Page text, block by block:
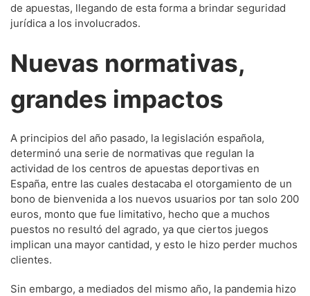
de apuestas, llegando de esta forma a brindar seguridad
jurídica a los involucrados.
Nuevas normativas,
grandes impactos
A principios del año pasado, la legislación española,
determinó una serie de normativas que regulan la
actividad de los centros de apuestas deportivas en
España, entre las cuales destacaba el otorgamiento de un
bono de bienvenida a los nuevos usuarios por tan solo 200
euros, monto que fue limitativo, hecho que a muchos
puestos no resultó del agrado, ya que ciertos juegos
implican una mayor cantidad, y esto le hizo perder muchos
clientes.
Sin embargo, a mediados del mismo año, la pandemia hizo